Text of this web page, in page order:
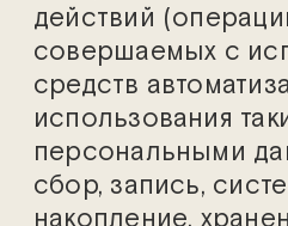
действий
совершаемых с
средств
использования
персональными
сбор, запись,